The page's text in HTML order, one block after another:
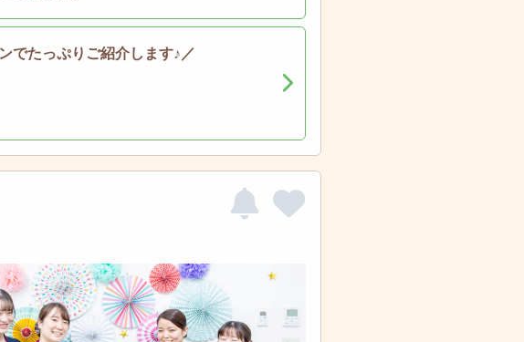
でたっぷりご紹介します♪／